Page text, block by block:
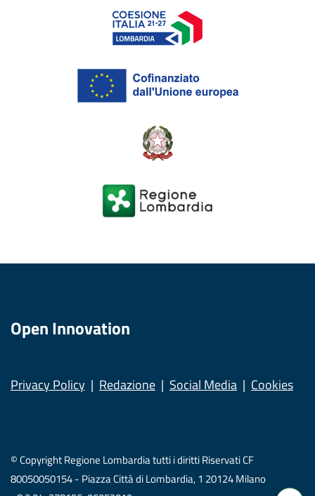
Open Innovation
Privacy Policy Redazione Social Media Cookies
© Copyright Regione Lombardia tutti i diritti Riservati CF
80050050154 - Piazza Città di Lombardia, 1 20124 Milano